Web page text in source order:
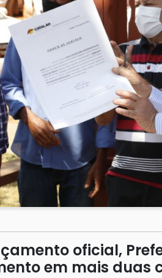
oficial,
em mais duas